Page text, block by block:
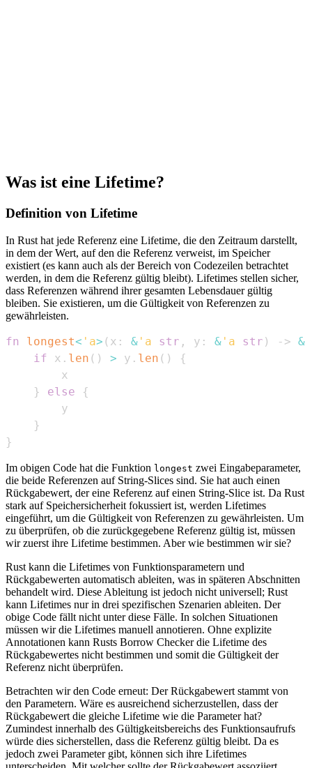
Was ist eine Lifetime?
Definition von Lifetime
In Rust hat jede Referenz eine Lifetime, die den Zeitraum darstellt,
in dem der Wert, auf den die Referenz verweist, im Speicher
existiert (es kann auch als der Bereich von Codezeilen betrachtet
werden, in dem die Referenz gültig bleibt). Lifetimes stellen sicher,
dass Referenzen während ihrer gesamten Lebensdauer gültig
bleiben. Sie existieren, um die Gültigkeit von Referenzen zu
gewährleisten.
fn longest< 'a> ( x : & 'a str , y : & 'a str ) -> &
if x . len ( ) > y . len ( )
{
}
else
{
}
}
Im obigen Code hat die Funktion longest zwei Eingabeparameter,
die beide Referenzen auf String-Slices sind. Sie hat auch einen
Rückgabewert, der eine Referenz auf einen String-Slice ist. Da Rust
stark auf Speichersicherheit fokussiert ist, werden Lifetimes
eingeführt, um die Gültigkeit von Referenzen zu gewährleisten. Um
zu überprüfen, ob die zurückgegebene Referenz gültig ist, müssen
wir zuerst ihre Lifetime bestimmen. Aber wie bestimmen wir sie?
Rust kann die Lifetimes von Funktionsparametern und
Rückgabewerten automatisch ableiten, was in späteren Abschnitten
behandelt wird. Diese Ableitung ist jedoch nicht universell; Rust
kann Lifetimes nur in drei spezifischen Szenarien ableiten. Der
obige Code fällt nicht unter diese Fälle. In solchen Situationen
müssen wir die Lifetimes manuell annotieren. Ohne explizite
Annotationen kann Rusts Borrow Checker die Lifetime des
Rückgabewertes nicht bestimmen und somit die Gültigkeit der
Referenz nicht überprüfen.
Betrachten wir den Code erneut: Der Rückgabewert stammt von
den Parametern. Wäre es ausreichend sicherzustellen, dass der
Rückgabewert die gleiche Lifetime wie die Parameter hat?
Zumindest innerhalb des Gültigkeitsbereichs des Funktionsaufrufs
würde dies sicherstellen, dass die Referenz gültig bleibt. Da es
jedoch zwei Parameter gibt, können sich ihre Lifetimes